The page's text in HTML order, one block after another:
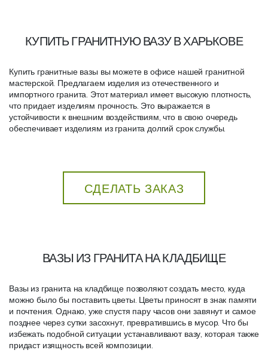
КУПИТЬ ГРАНИТНУЮ ВАЗУ В ХАРЬКОВЕ
Купить гранитные вазы вы можете в офисе нашей гранитной
мастерской. Предлагаем изделия из отечественного и
импортного гранита. Этот материал имеет высокую плотность,
что придает изделиям прочность. Это выражается в
устойчивости к внешним воздействиям, что в свою очередь
обеспечивает изделиям из гранита долгий срок службы.
СДЕЛАТЬ ЗАКАЗ
ВАЗЫ ИЗ ГРАНИТА НА КЛАДБИЩЕ
Вазы из гранита на кладбище позволяют создать место, куда
можно было бы поставить цветы. Цветы приносят в знак памяти
и почтения. Однако, уже спустя пару часов они завянут и самое
позднее через сутки засохнут, превратившись в мусор. Что бы
избежать подобной ситуации устанавливают вазу, которая также
придаст изящность всей композиции.